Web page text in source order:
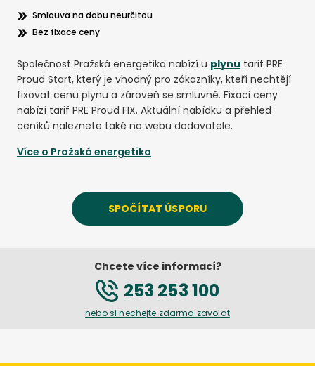
Smlouva na dobu neurčitou
Bez fixace ceny
Společnost Pražská energetika nabízí u plynu tarif PRE
Proud Start, který je vhodný pro zákazníky, kteří nechtějí
fixovat cenu plynu a zároveň se smluvně. Fixaci ceny
nabízí tarif PRE Proud FIX. Aktuální nabídku a přehled
ceníků naleznete také na webu dodavatele.
Více o Pražská energetika
SPOČÍTAT ÚSPORU
Chcete více informací?
253 253 100
nebo si nechejte zdarma zavolat